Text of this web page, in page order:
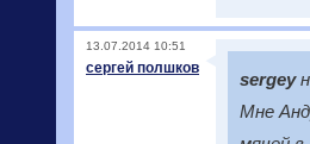
13.07.2014 10:51
сергей полшков
sergey
Мне